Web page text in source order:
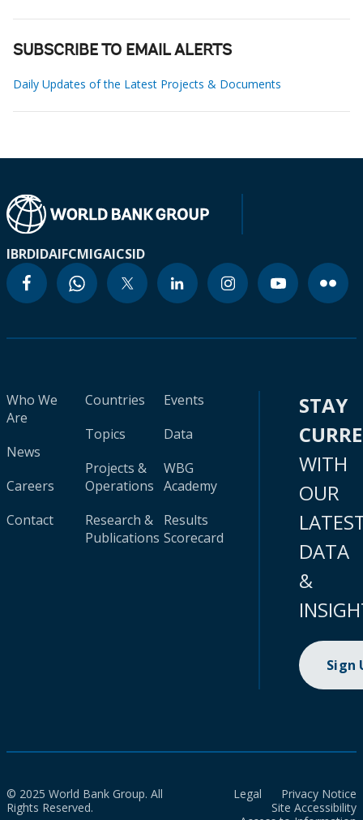
SUBSCRIBE TO EMAIL ALERTS
Daily Updates of the Latest Projects & Documents
IBRDIDAIFCMIGAICSID
Who We
Are
News
Careers
Contact
Countries
Topics
Projects &
Operations
Research &
Publications
Events
Data
WBG
Academy
Results
Scorecard
STAY
WITH
OUR
DATA
&
Sign
© 2025 World Bank Group. All
Rights Reserved.
Legal
Privacy Notice
Site Accessibility